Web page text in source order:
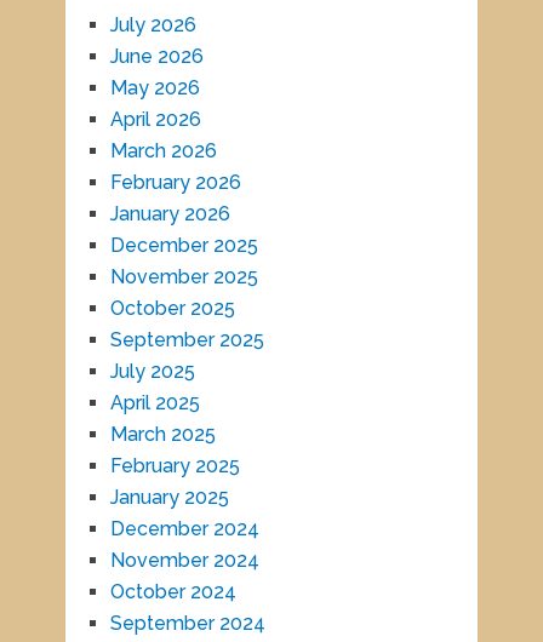
July 2026
June 2026
May 2026
April 2026
March 2026
February 2026
January 2026
December 2025
November 2025
October 2025
September 2025
July 2025
April 2025
March 2025
February 2025
January 2025
December 2024
November 2024
October 2024
September 2024